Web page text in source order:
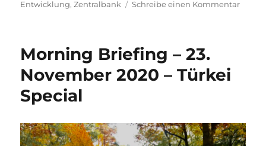
Entwicklung,Zentralbank Schreibe einen Kommentarzu
und
wieder
Morning Briefing – 23.
November 2020 – Türkei
Special